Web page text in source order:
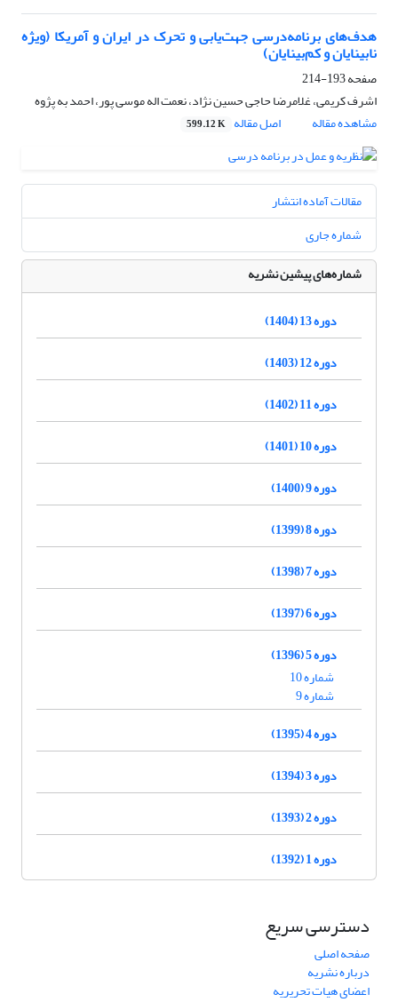
هدف‌های برنامه‌درسی جهت‌یابی و تحرک در ایران و آمریکا (ویژه
نابینایان و کم‌بینایان)
صفحه193-214
اشرف کریمی، غلامرضا حاجی حسین نژاد، نعمت اله موسی پور، احمد به پژوه
مشاهده مقاله
اصل مقاله 599.12 K
مقالات آماده انتشار
شماره جاری
شماره‌های پیشین نشریه
دوره 13 (1404)
دوره 12 (1403)
دوره 11 (1402)
دوره 10 (1401)
دوره 9 (1400)
دوره 8 (1399)
دوره 7 (1398)
دوره 6 (1397)
دوره 5 (1396)
شماره 10
شماره 9
دوره 4 (1395)
دوره 3 (1394)
دوره 2 (1393)
دوره 1 (1392)
دسترسی سریع
صفحه اصلی
درباره نشریه
اعضای هیات تحریریه